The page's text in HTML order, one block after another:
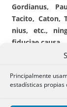
Principalmente
estadísticas propias
Gordianus,
Tacito, Caton,
nius, etc.,
fiduciae causa.
2.